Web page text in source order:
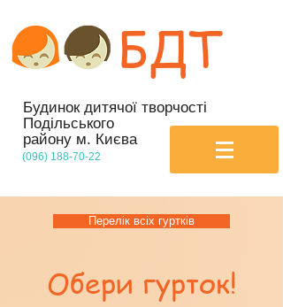
БДТ
Будинок дитячої творчості
Подільського
району м. Києва
(096) 188-70-22
Перелік всіх гуртків
Обери гурток!